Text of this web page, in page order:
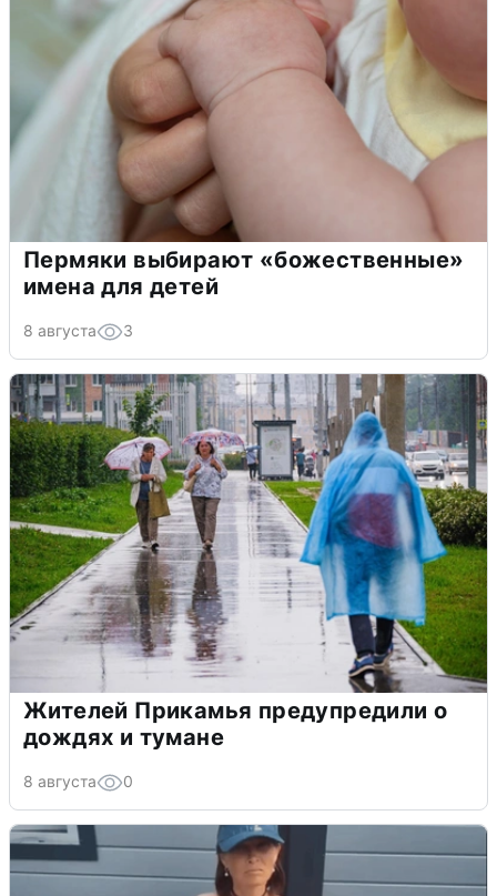
Пермяки выбирают «божественные»
имена для детей
8 августа 3
Жителей Прикамья предупредили о
дождях и тумане
8 августа 0